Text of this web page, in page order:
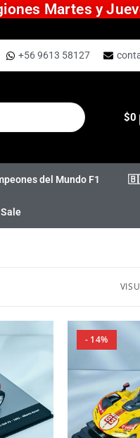
Martes y
+56 9613 58127
$0
del Mundo F1
- 14%